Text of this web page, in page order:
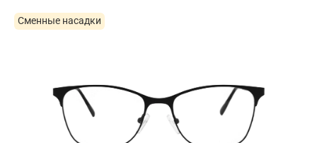
Сменные насадки